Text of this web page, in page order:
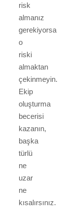
risk
almanız
gerekiyorsa
o
riski
almaktan
çekinmeyin.
Ekip
oluşturma
becerisi
kazanın,
başka
türlü
ne
uzar
ne
kısalırsınız.